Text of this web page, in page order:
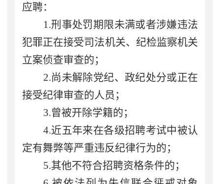
应聘：
1.刑事处罚期限未满或者涉嫌违法
犯罪正在接受司法机关、纪检监察机关
立案侦查审查的；
2.尚未解除党纪、政纪处分或正在
接受纪律审查的人员；
3.曾被开除学籍的；
4.近五年来在各级招聘考试中被认
定有舞弊等严重违反纪律行为的；
5.其他不符合招聘资格条件的；